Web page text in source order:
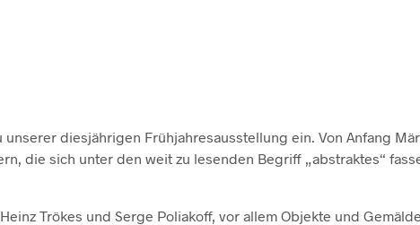
diesjährigen Frühjahresausstellung ein. Von Anfang
die sich unter den weit zu lesenden Begriff „abstraktes“
Trökes und Serge Poliakoff, vor allem Objekte und